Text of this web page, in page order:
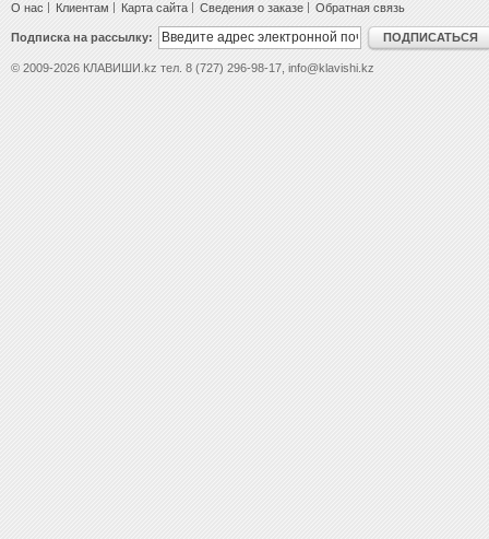
О нас Клиентам Карта сайта Сведения о заказе Обратная связь
Подписка на рассылку: ПОДПИСАТЬСЯ
© 2009-2026 КЛАВИШИ.kz тел. 8 (727) 296-98-17, info@klavishi.kz